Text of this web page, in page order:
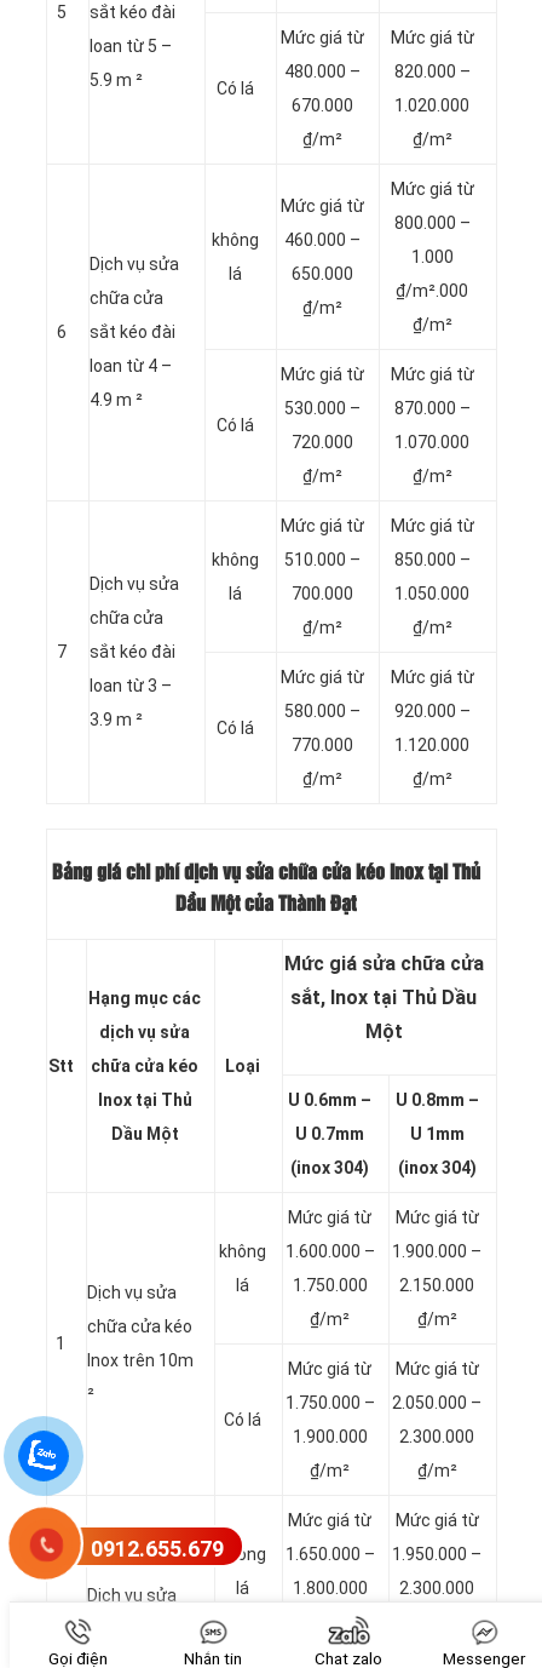
5
sắt kéo đài
loan từ 5 –
5.9 m ²
Có lá
Mức giá từ
480.000 –
670.000
₫/m²
Mức giá từ
820.000 –
1.020.000
₫/m²
6
Dịch vụ sửa
chữa cửa
sắt kéo đài
loan từ 4 –
4.9 m ²
không
lá
Mức giá từ
460.000 –
650.000
₫/m²
Mức giá từ
800.000 –
1.000
₫/m².000
₫/m²
Có lá
Mức giá từ
530.000 –
720.000
₫/m²
Mức giá từ
870.000 –
1.070.000
₫/m²
7
Dịch vụ sửa
chữa cửa
sắt kéo đài
loan từ 3 –
3.9 m ²
không
lá
Mức giá từ
510.000 –
700.000
₫/m²
Mức giá từ
850.000 –
1.050.000
₫/m²
Có lá
Mức giá từ
580.000 –
770.000
₫/m²
Mức giá từ
920.000 –
1.120.000
₫/m²
Bảng giá chi phí dịch vụ sửa chữa cửa kéo Inox tại Thủ
Dầu Một của Thành Đạt
Stt
Hạng mục các
dịch vụ sửa
chữa cửa kéo
Inox tại Thủ
Dầu Một
Loại
Mức giá sửa chữa cửa
sắt, Inox tại Thủ Dầu
Một
U 0.6mm –
U 0.7mm
(inox 304)
U 0.8mm –
U 1mm
(inox 304)
1
Dịch vụ sửa
chữa cửa kéo
Inox trên 10m
²
không
lá
Mức giá từ
1.600.000 –
1.750.000
₫/m²
Mức giá từ
1.900.000 –
2.150.000
₫/m²
Có lá
Mức giá từ
1.750.000 –
1.900.000
₫/m²
Mức giá từ
2.050.000 –
2.300.000
₫/m²
Dịch vụ sửa
chữa cửa kéo
Inox từ 8 – 9.9
không
lá
Mức giá từ
1.650.000 –
1.800.000
₫/m²
Mức giá từ
1.950.000 –
2.300.000
0912.655.679
Gọi điện Nhắn tin Chat zalo Messenger